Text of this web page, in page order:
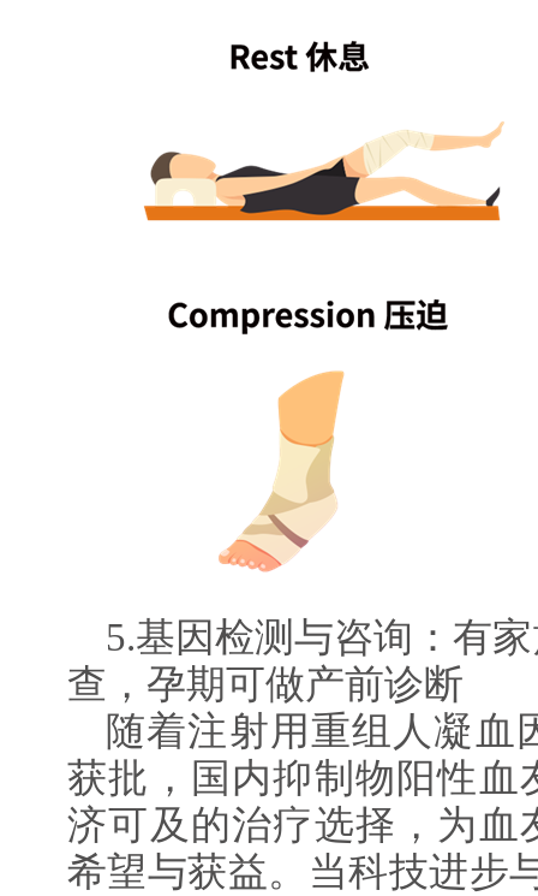
5.基因检测与咨询：有
查，孕期可做产前诊断
随着注射用重组人凝
获批，国内抑制物阳性血
济可及的治疗选择，为血
希望与获益。当科技进步